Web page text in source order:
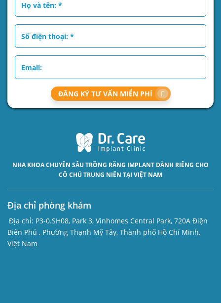
ĐĂNG KÝ TƯ VẤN MIỄN PHÍ
NHA KHOA CHUYÊN SÂU TRỒNG RĂNG IMPLANT DÀNH RIÊNG CHO
CÔ CHÚ TRUNG NIÊN TẠI VIỆT NAM
Địa chỉ phòng khám
Địa chỉ: P3-0.SH08, Park 3, Vinhomes Central Park, 720A Điện
Biên Phủ , Phường Thạnh Mỹ Tây, Thành phố Hồ Chí Minh,
Việt Nam